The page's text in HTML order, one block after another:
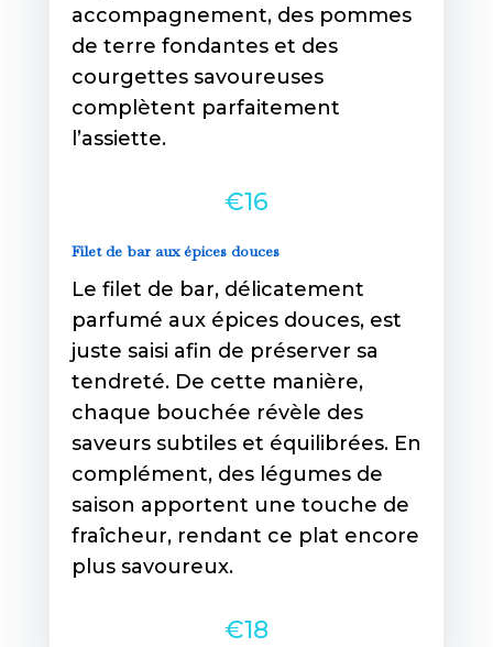
accompagnement, des pommes
de terre fondantes et des
courgettes savoureuses
complètent parfaitement
l’assiette.
€16
Filet de bar aux épices douces
Le filet de bar, délicatement
parfumé aux épices douces, est
juste saisi afin de préserver sa
tendreté. De cette manière,
chaque bouchée révèle des
saveurs subtiles et équilibrées. En
complément, des légumes de
saison apportent une touche de
fraîcheur, rendant ce plat encore
plus savoureux.
€18